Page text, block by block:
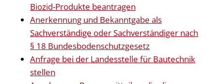
Biozid-Produkte beantragen
Anerkennung und Bekanntgabe als
Sachverständige oder Sachverständiger nach
§ 18 Bundesbodenschutzgesetz
Anfrage bei der Landesstelle für Bautechnik
stellen